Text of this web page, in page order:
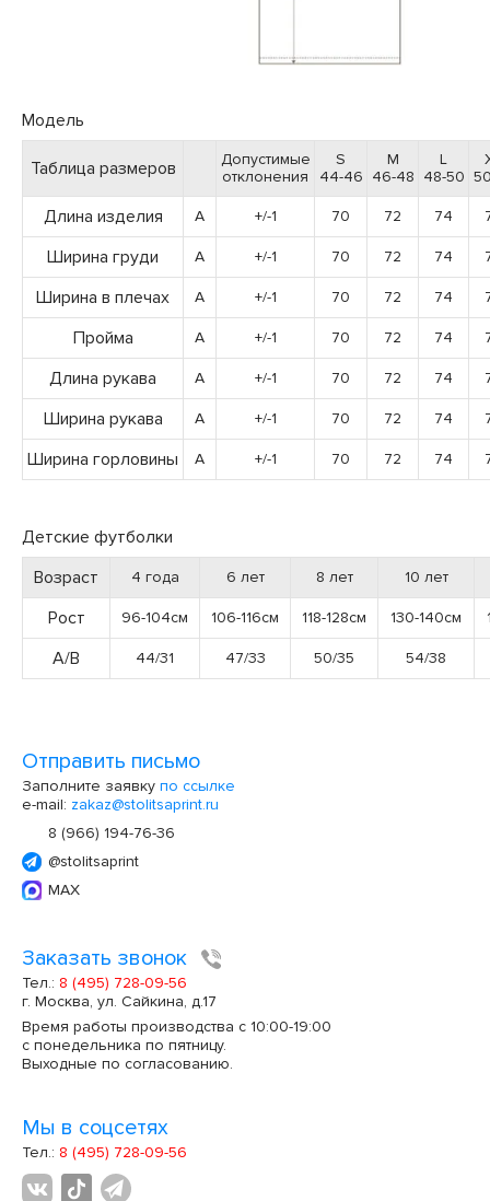
Модель
Таблица размеров
Допустимые
отклонения
S
44-46
M
46-48
L
48-50
Длина изделия A +/-1 70 72 74
Ширина груди A +/-1 70 72 74
Ширина в плечах A +/-1 70 72 74
Пройма A +/-1 70 72 74
Длина рукава A +/-1 70 72 74
Ширина рукава A +/-1 70 72 74
Ширина горловины A +/-1 70 72 74
Детские футболки
Возраст
4 года 6 лет 8 лет 10 лет
Рост 96-104см 106-116см 118-128см 130-140см
А/В 44/31 47/33 50/35 54/38
Отправить письмо
Заполните заявку по ссылке
e-mail: zakaz@stolitsaprint.ru
8 (966) 194-76-36
@stolitsaprint
MAX
Заказать звонок
Тел.: 8 (495) 728-09-56
г. Москва, ул. Сайкина, д.17
Время работы производства с 10:00-19:00
с понедельника по пятницу.
Выходные по согласованию.
Мы в соцсетях
Тел.: 8 (495) 728-09-56